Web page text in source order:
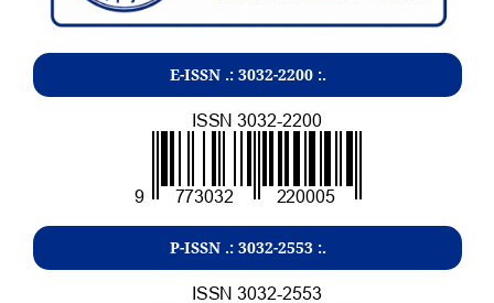
E-ISSN .: 3032-2200:.
P-ISSN .: 3032-2553:.